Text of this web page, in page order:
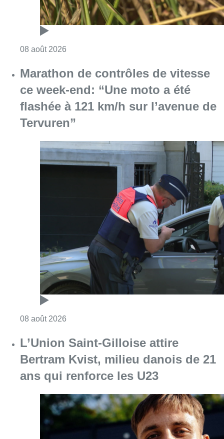
08 août 2026
Marathon de contrôles de vitesse
ce week-end: “Une moto a été
flashée à 121 km/h sur l’avenue de
Tervuren”
08 août 2026
L’Union Saint-Gilloise attire
Bertram Kvist, milieu danois de 21
ans qui renforce les U23